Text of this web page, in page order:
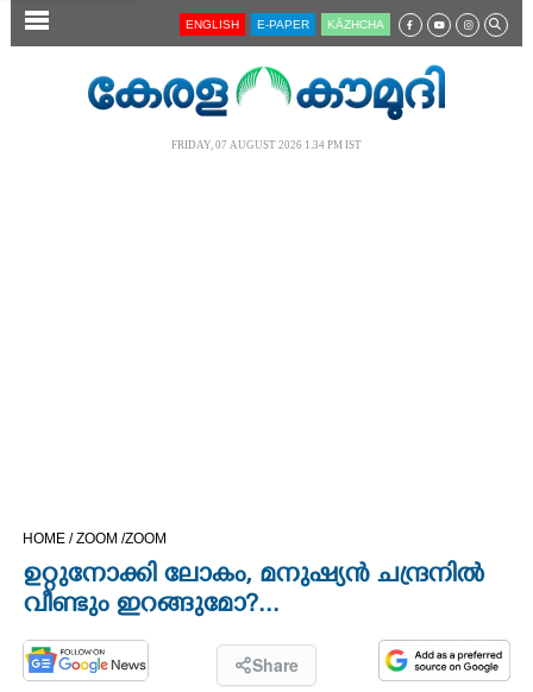
SECTIONS
OPINION
ENGLISH E-PAPER KĀZHCHA
FRIDAY, 07 AUGUST 2026 1.34 PM IST
HOME /ZOOM /ZOOM
ഉറ്റുനോക്കി ലോകം, മനുഷ്യൻ ചന്ദ്രനിൽ
വീണ്ടും ഇറങ്ങുമോ?...
Share